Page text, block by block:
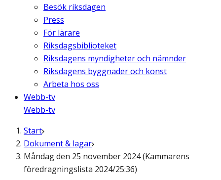
Besök riksdagen
Press
För lärare
Riksdagsbiblioteket
Riksdagens myndigheter och nämnder
Riksdagens byggnader och konst
Arbeta hos oss
Webb-tv
Webb-tv
Start
Dokument & lagar
Måndag den 25 november 2024 (Kammarens
föredragningslista 2024/25:36)